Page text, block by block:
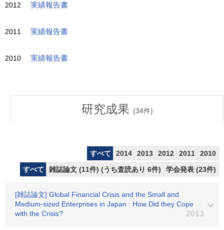
2012 実績報告書
2011 実績報告書
2010 実績報告書
研究成果 (34件)
すべて 2014 2013 2012 2011
2010
すべて
雑誌論文 (11件) (うち査読あり 6件) 学会発表 (23件)
[雑誌論文] Global Financial Crisis and the Small and
Medium-sized Enterprises in Japan : How Did they Cope
with the Crisis?
2013